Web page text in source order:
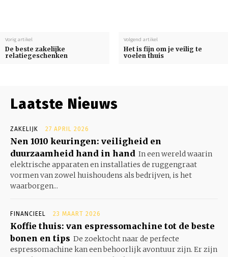
Vorig artikel
De beste zakelijke
relatiegeschenken
Volgend artikel
Het is fijn om je veilig te
voelen thuis
Laatste Nieuws
ZAKELIJK 27 APRIL 2026
Nen 1010 keuringen: veiligheid en
duurzaamheid hand in hand In een wereld waarin
elektrische apparaten en installaties de ruggengraat
vormen van zowel huishoudens als bedrijven, is het
waarborgen...
FINANCIEEL 23 MAART 2026
Koffie thuis: van espressomachine tot de beste
bonen en tips De zoektocht naar de perfecte
espressomachine kan een behoorlijk avontuur zijn. Er zijn